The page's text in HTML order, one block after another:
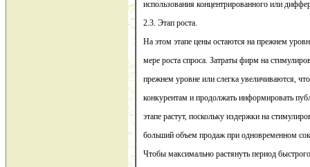
использования концентрированного или
2.3. Этап роста.
На этом этапе цены остаются на прежнем
мере роста спроса. Затраты фирм на
прежнем уровне или слегка увеличиваются,
конкурентам и продолжать информировать
этапе растут, поскольку издержки на
больший объем продаж при одновременном
Чтобы максимально растянуть период